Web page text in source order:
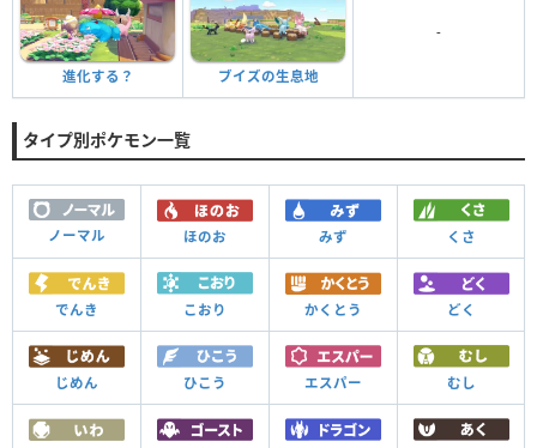
進化する？ ブイズの生息地
-
タイプ別ポケモン一覧
ノーマル ほのお みず くさ
でんき こおり かくとう どく
じめん ひこう エスパー むし